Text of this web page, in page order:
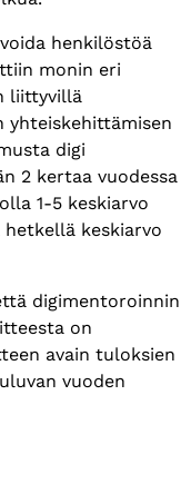
henkilöstöä
monin eri
liittyvillä
digi
2 kertaa vuodessa
1-5 keskiarvo
keskiarvo
digimentoroinnin
on
avain tuloksien
vuoden